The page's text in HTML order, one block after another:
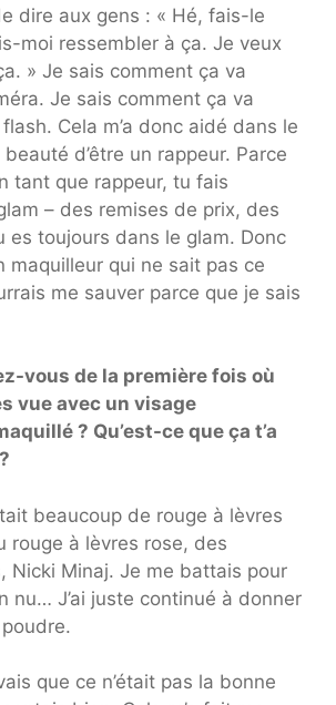
dire aux gens : « Hé, fais-le
moi ressembler à ça. Je veux
» Je sais comment ça va
Je sais comment ça va
Cela m’a donc aidé dans le
d’être un rappeur. Parce
tant que rappeur, tu fais
– des remises de prix, des
es toujours dans le glam. Donc
maquilleur qui ne sait pas ce
me sauver parce que je sais
vous de la première fois où
vue avec un visage
? Qu’est-ce que ça t’a
beaucoup de rouge à lèvres
rouge à lèvres rose, des
Nicki Minaj. Je me battais pour
nu… J’ai juste continué à donner
que ce n’était pas la bonne